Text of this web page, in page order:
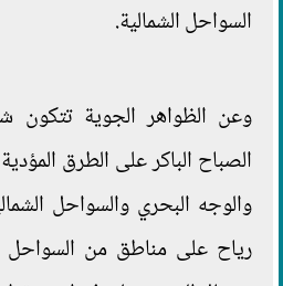
السواحل الشمالية.
وعن الظواهر الجوية تتكون
الصباح الباكر على الطرق
والوجه البحري والسواحل
رياح على مناطق من السواحل